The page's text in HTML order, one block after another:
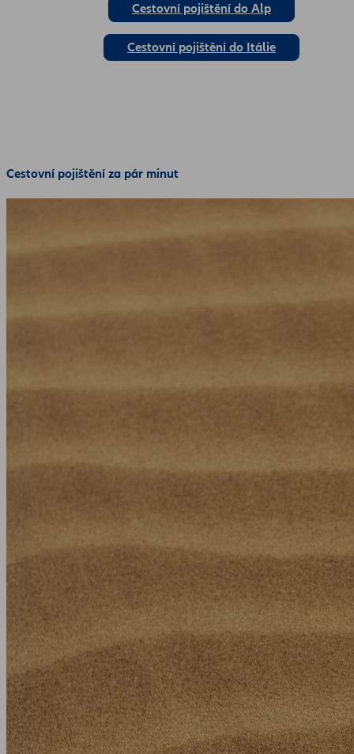
Cestovní pojištění do Alp
Cestovní pojištění do Itálie
Cestovní pojištění za pár minut